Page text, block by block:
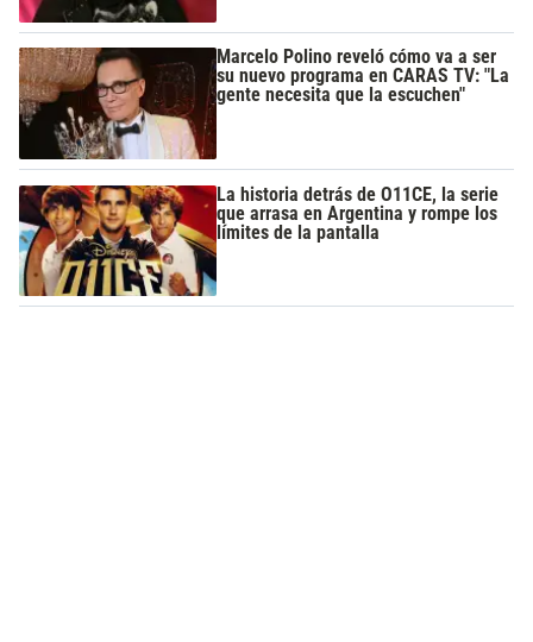
Marcelo Polino reveló cómo va a ser
su nuevo programa en CARAS TV: "La
gente necesita que la escuchen"
La historia detrás de O11CE, la serie
que arrasa en Argentina y rompe los
límites de la pantalla